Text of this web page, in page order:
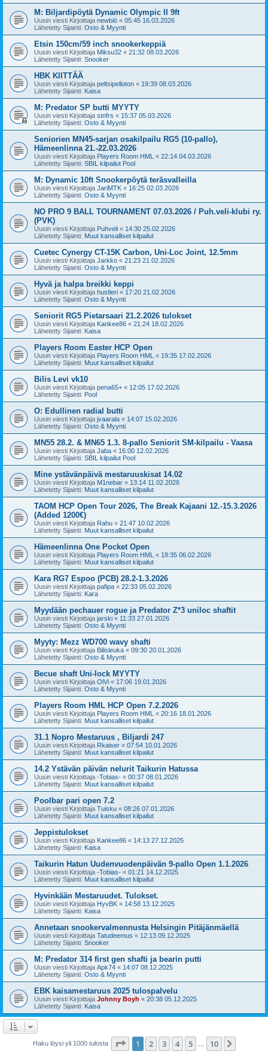
M: Biljardipöytä Dynamic Olympic II 9ft
Uusin viesti Kirjoittaja newbiö « 05:45 16.03.2026
Lähetetty Sijainti: Osto & Myynti
Etsin 150cm/59 inch snookerkeppiä
Uusin viesti Kirjoittaja Miksu32 « 21:32 08.03.2026
Lähetetty Sijainti: Snooker
HBK KIITTÄÄ
Uusin viesti Kirjoittaja peltsipelloton « 19:39 08.03.2026
Lähetetty Sijainti: Kaisa
M: Predator SP butti MYYTY
Uusin viesti Kirjoittaja stnfrs « 15:37 05.03.2026
Lähetetty Sijainti: Osto & Myynti
Seniorien MN45-sarjan osakilpailu RG5 (10-pallo),
Hämeenlinna 21.-22.03.2026
Uusin viesti Kirjoittaja Players Room HML « 22:14 04.03.2026
Lähetetty Sijainti: SBIL kilpailut Pool
M: Dynamic 10ft Snookerpöytä teräsvalleilla
Uusin viesti Kirjoittaja JariMTK « 16:25 02.03.2026
Lähetetty Sijainti: Osto & Myynti
NO PRO 9 BALL TOURNAMENT 07.03.2026 / Puh.veli-klubi ry.
(PVK)
Uusin viesti Kirjoittaja Puhveli « 14:30 25.02.2026
Lähetetty Sijainti: Muut kansalliset kilpailut
Cuetec Cynergy CT-15K Carbon, Uni-Loc Joint, 12.5mm
Uusin viesti Kirjoittaja Jarkko « 21:23 21.02.2026
Lähetetty Sijainti: Osto & Myynti
Hyvä ja halpa breikki keppi
Uusin viesti Kirjoittaja hustleri « 17:20 21.02.2026
Lähetetty Sijainti: Osto & Myynti
Seniorit RG5 Pietarsaari 21.2.2026 tulokset
Uusin viesti Kirjoittaja Kankee86 « 21:24 18.02.2026
Lähetetty Sijainti: Kaisa
Players Room Easter HCP Open
Uusin viesti Kirjoittaja Players Room HML « 19:35 17.02.2026
Lähetetty Sijainti: Muut kansalliset kilpailut
Bilis Levi vk10
Uusin viesti Kirjoittaja pena65+ « 12:05 17.02.2026
Lähetetty Sijainti: Pool
O: Edullinen radial butti
Uusin viesti Kirjoittaja jvaarala « 14:07 15.02.2026
Lähetetty Sijainti: Osto & Myynti
MN55 28.2. & MN65 1.3. 8-pallo Seniorit SM-kilpailu - Vaasa
Uusin viesti Kirjoittaja Jaba « 16:00 12.02.2026
Lähetetty Sijainti: SBIL kilpailut Pool
Mine ystävänpäivä mestaruuskisat 14.02
Uusin viesti Kirjoittaja M1nebar « 13:14 11.02.2026
Lähetetty Sijainti: Muut kansalliset kilpailut
TAOM HCP Open Tour 2026, The Break Kajaani 12.-15.3.2026
(Added 1200€)
Uusin viesti Kirjoittaja Rahu « 21:47 10.02.2026
Lähetetty Sijainti: Muut kansalliset kilpailut
Hämeenlinna One Pocket Open
Uusin viesti Kirjoittaja Players Room HML « 18:35 06.02.2026
Lähetetty Sijainti: Muut kansalliset kilpailut
Kara RG7 Espoo (PCB) 28.2-1.3.2026
Uusin viesti Kirjoittaja pafipa « 22:33 05.02.2026
Lähetetty Sijainti: Kara
Myydään pechauer rogue ja Predator Z*3 uniloc shaftit
Uusin viesti Kirjoittaja jarski « 11:33 27.01.2026
Lähetetty Sijainti: Osto & Myynti
Myyty: Mezz WD700 wavy shafti
Uusin viesti Kirjoittaja Bilisleuka « 09:30 20.01.2026
Lähetetty Sijainti: Osto & Myynti
Becue shaft Uni-lock MYYTY
Uusin viesti Kirjoittaja OlVi « 17:06 19.01.2026
Lähetetty Sijainti: Osto & Myynti
Players Room HML HCP Open 7.2.2026
Uusin viesti Kirjoittaja Players Room HML « 20:16 18.01.2026
Lähetetty Sijainti: Muut kansalliset kilpailut
31.1 Nopro Mestaruus , Biljardi 247
Uusin viesti Kirjoittaja Rkaiser « 07:54 10.01.2026
Lähetetty Sijainti: Muut kansalliset kilpailut
14.2 Ystävän päivän nelurit Taikurin Hatussa
Uusin viesti Kirjoittaja -Tobias- « 00:37 08.01.2026
Lähetetty Sijainti: Muut kansalliset kilpailut
Poolbar pari open 7.2
Uusin viesti Kirjoittaja Tuisku « 08:26 07.01.2026
Lähetetty Sijainti: Muut kansalliset kilpailut
Jeppistulokset
Uusin viesti Kirjoittaja Kankee86 « 14:13 27.12.2025
Lähetetty Sijainti: Kaisa
Taikurin Hatun Uudenvuodenpäivän 9-pallo Open 1.1.2026
Uusin viesti Kirjoittaja -Tobias- « 01:21 14.12.2025
Lähetetty Sijainti: Muut kansalliset kilpailut
Hyvinkään Mestaruudet. Tulokset.
Uusin viesti Kirjoittaja HyvBK « 14:58 13.12.2025
Lähetetty Sijainti: Kaisa
Annetaan snookervalmennusta Helsingin Pitäjänmäellä
Uusin viesti Kirjoittaja Tatudeemus « 12:13 09.12.2025
Lähetetty Sijainti: Snooker
M: Predator 314 first gen shafti ja bearin putti
Uusin viesti Kirjoittaja Apk74 « 14:07 08.12.2025
Lähetetty Sijainti: Osto & Myynti
EBK kaisamestaruus 2025 tulospalvelu
Uusin viesti Kirjoittaja Johnny Boyh « 20:38 05.12.2025
Lähetetty Sijainti: Kaisa
Haku löysi yli 1000 tulosta Sivu /10
1 2 3 4 5 10